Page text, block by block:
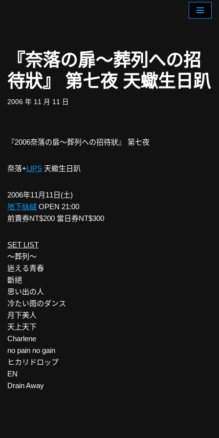
content
『奈落の扉～葬列への招
待狀』 第七夜 天蠍生日趴
2006 年 11 月 11 日
『2006奈落の扉～葬列への招待狀』 第七夜
奈落+LIPS 天蠍生日趴
2006年11月11日(土)
地下絲絨 OPEN 21:00
前賣券NT$200 當日券NT$300
SET LIST
～葬列～
迷える青春
斷絕
思い出の人
冷たい雨のダンス
月下美人
天上天下
Charlene
no pain no gain
ヒカリドロップ
EN
Drain Away